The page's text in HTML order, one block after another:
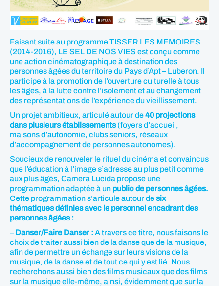
Faisant suite au programmeTISSER LES MEMOIRES
(2014-2016), LE SEL DE NOS VIES est conçu comme
une action cinématographique à destination des
personnes âgées du territoire du Pays d’Apt – Luberon. Il
participe à la promotion de l’ouverture culturelle à tous
les âges, à la lutte contre l’isolement et au changement
des représentations de l’expérience du vieillissement.
Un projet ambitieux, articulé autour de40 projections
dans plusieurs établissements(foyers d’accueil,
maisons d’autonomie, clubs seniors, réseaux
d’accompagnement de personnes autonomes).
Soucieux de renouveler le rituel du cinéma et convaincus
que l’éducation à l’image s’adresse au plus petit comme
aux plus âgés, Camera Lucida propose une
programmation adaptée à un public de personnes âgées.
Cette programmation s’articule autour desix
thématiques définies avec le personnel encadrant des
personnes âgées :
– Danser/Faire Danser : A travers ce titre, nous faisons le
choix de traiter aussi bien de la danse que de la musique,
afin de permettre un échange sur leurs visions de la
musique, de la danse et de tout ce qui y est lié. Nous
recherchons aussi bien des films musicaux que des films
sur la musique elle-même, ainsi, évidemment que sur la